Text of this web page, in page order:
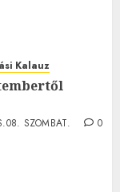
Kalauz
SZOMBAT.
0